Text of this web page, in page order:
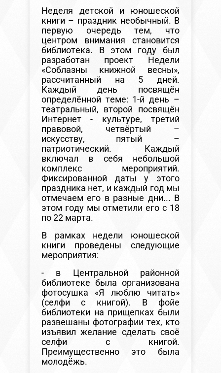
Неделя детской и юношеской
книги – праздник необычный. В
первую очередь тем, что
центром внимания становится
библиотека. В этом году был
разработан проект Недели
«Соблазны книжной весны»,
рассчитанный на 5 дней.
Каждый день посвящён
определённой теме: 1-й день –
театральный, второй посвящён
Интернет - культуре, третий
правовой, четвёртый –
искусству, пятый –
патриотический. Каждый
включал в себя небольшой
комплекс мероприятий.
Фиксированной даты у этого
праздника нет, и каждый год мы
отмечаем его в разные дни... В
этом году мы отметили его с 18
по 22 марта.
В рамках недели юношеской
книги проведены следующие
мероприятия:
- в Центральной районной
библиотеке была организована
фотосушка «Я люблю читать»
(селфи с книгой). В фойе
библиотеки на прищепках были
развешаны фотографии тех, кто
изъявил желание сделать своё
селфи с книгой.
Преимущественно это была
молодёжь.